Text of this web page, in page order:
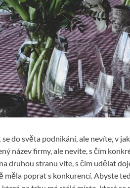
do světa podnikání, ale nevíte, v
název firmy, ale nevíte, s čím
druhou stranu víte, s čím udělat
měla poprat s konkurencí. Abyste